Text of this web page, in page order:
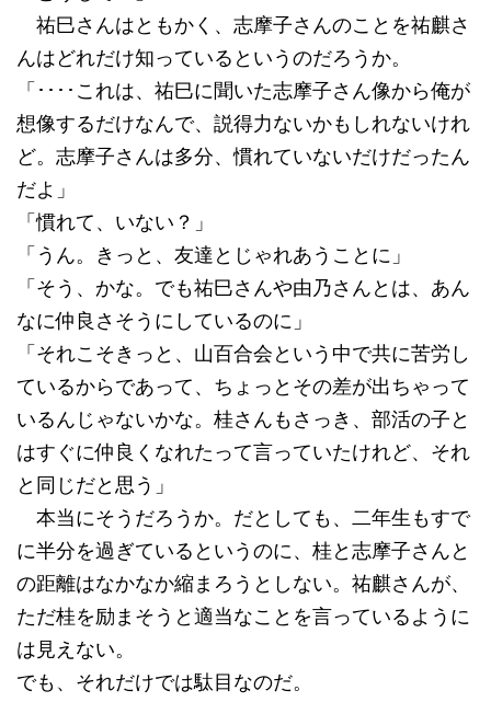
祐巳さんはともかく、志摩子さんのことを祐麒さ
んはどれだけ知っているというのだろうか。
「････これは、祐巳に聞いた志摩子さん像から俺が
想像するだけなんで、説得力ないかもしれないけれ
ど。志摩子さんは多分、慣れていないだけだったん
だよ」
「慣れて、いない？」
「うん。きっと、友達とじゃれあうことに」
「そう、かな。でも祐巳さんや由乃さんとは、あん
なに仲良さそうにしているのに」
「それこそきっと、山百合会という中で共に苦労し
ているからであって、ちょっとその差が出ちゃって
いるんじゃないかな。桂さんもさっき、部活の子と
はすぐに仲良くなれたって言っていたけれど、それ
と同じだと思う」
本当にそうだろうか。だとしても、二年生もすで
に半分を過ぎているというのに、桂と志摩子さんと
の距離はなかなか縮まろうとしない。祐麒さんが、
ただ桂を励まそうと適当なことを言っているように
は見えない。
でも、それだけでは駄目なのだ。